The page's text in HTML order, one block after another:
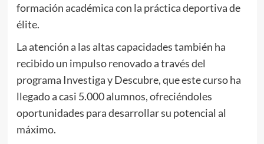
formación académica con la práctica deportiva de
élite.
La atención a las altas capacidades también ha
recibido un impulso renovado a través del
programa Investiga y Descubre, que este curso ha
llegado a casi 5.000 alumnos, ofreciéndoles
oportunidades para desarrollar su potencial al
máximo.